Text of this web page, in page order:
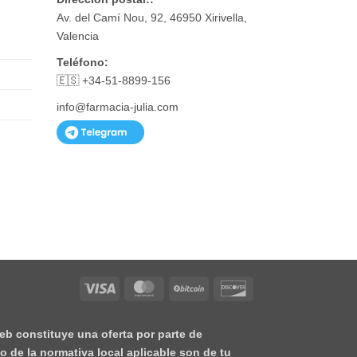
Av. del Camí Nou, 92, 46950 Xirivella,
Valencia
Teléfono:
🇪🇸 +34-51-8899-156
info@farmacia-julia.com
Visa MasterCardBitCoin
constituye una oferta por parte de
de la normativa local aplicable son de tu